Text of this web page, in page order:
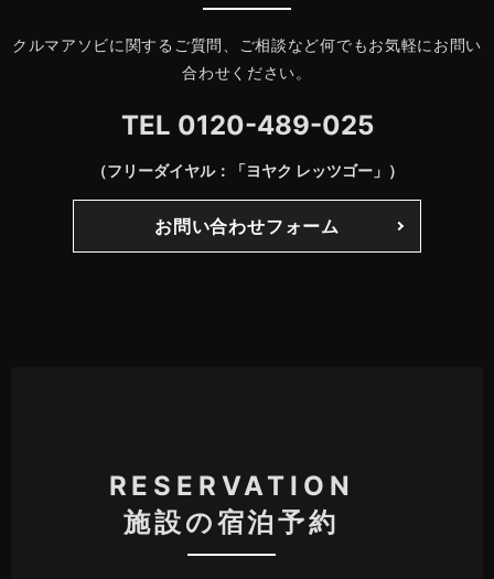
クルマアソビに関するご質問、ご相談など何でもお気軽にお問い
合わせください。
TEL 0120-489-025
（フリーダイヤル：「ヨヤク レッツゴー」）
お問い合わせフォーム
RESERVATION
施設の宿泊予約